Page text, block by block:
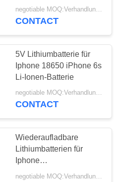
Ionen-Batterie
negotiable MOQ:Verhandlungsfähig
CONTACT
5V Lithiumbatterie für
Iphone 18650 iPhone 6s
Li-Ionen-Batterie
negotiable MOQ:Verhandlungsfähig
CONTACT
Wiederaufladbare
Lithiumbatterien für
Iphone
Lithiumpolymerbatterien